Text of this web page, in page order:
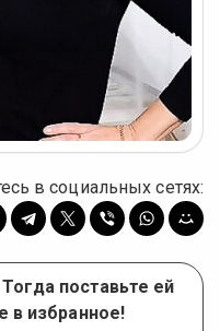
в социальных сетях:
поставьте ей
в избранное!